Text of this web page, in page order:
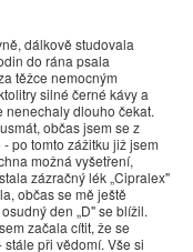
dálkově studovala
do rána psala
těžce nemocným
silné černé kávy a
nenechaly dlouho čekat.
občas jsem se z
po tomto zážitku již jsem
možná vyšetření,
zázračný lék „Cipralex"
občas se mě ještě
den „D" se blížil.
začala cítit, že se
při vědomí. Vše si